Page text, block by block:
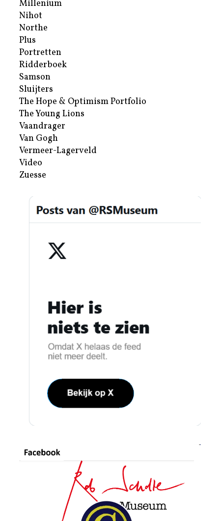
Millenium
Nihot
Northe
Plus
Portretten
Ridderboek
Samson
Sluijters
The Hope & Optimism Portfolio
The Young Lions
Vaandrager
Van Gogh
Vermeer-Lagerveld
Video
Zuesse